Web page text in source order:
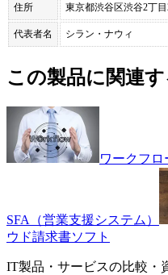
住所 東京都渋谷区渋谷2丁
代表者名 シラン・ナウィ
この製品に関連
ワークフロ
SFA（営業支援システム）
ウド請求書ソフト
IT製品・サービスの比較・